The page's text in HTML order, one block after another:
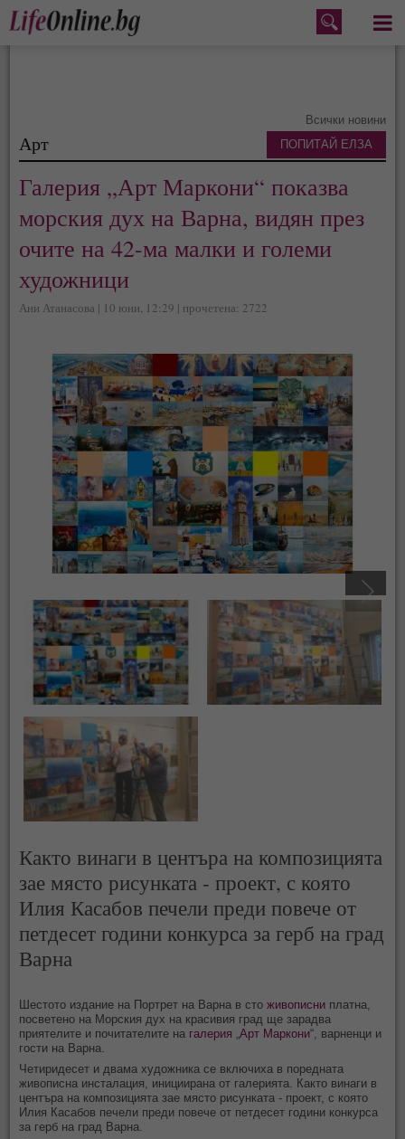
Меню
Всички новини
Арт
Галерия „Арт Маркони“ показва
морския дух на Варна, видян през
очите на 42-ма малки и големи
художници
Ани Атанасова | 10 юни, 12:29 | прочетена: 2722
Както винаги в центъра на композицията
зае място рисунката - проект, с която
Илия Касабов печели преди повече от
петдесет години конкурса за герб на град
Варна
Шестото издание на Портрет на Варна в стоживописни платна,
посветено на Морския дух на красивия град ще зарадва
приятелите и почитателите на галерия „Арт Маркони“, варненци и
гости на Варна.
Четиридесет и двама художника се включиха в поредната
живописна инсталация, инициирана от галерията. Както винаги в
центъра на композицията зае място рисунката - проект, с която
Илия Касабов печели преди повече от петдесет години конкурса
за герб на град Варна.
ПОПИТАЙ ЕЛЗА